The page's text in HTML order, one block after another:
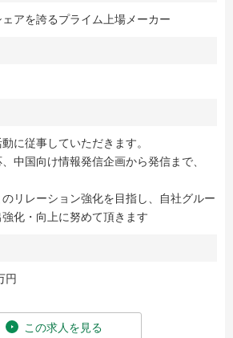
アを誇るプライム上場メーカー
に従事していただきます。
中国向け情報発信企画から発信まで、
リレーション強化を目指し、自社グルー
化・向上に努めて頂きます
円
この求人を見る